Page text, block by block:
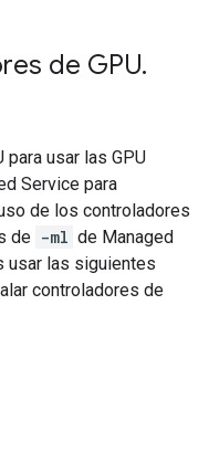
de GPU.
usar las GPU
Service para
de los controladores
de -ml de Managed
usar las siguientes
controladores de